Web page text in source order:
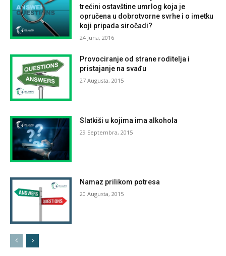
trećini ostavštine umrlog koja je
opručena u dobrotvorne svrhe i o imetku
koji pripada siročadi?
24 Juna, 2016
Provociranje od strane roditelja i
pristajanje na svađu
27 Augusta, 2015
Slatkiši u kojima ima alkohola
29 Septembra, 2015
Namaz prilikom potresa
20 Augusta, 2015